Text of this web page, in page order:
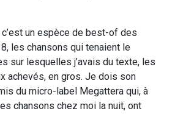
un espèce de best-of des
les chansons qui tenaient le
sur lesquelles j’avais du texte, les
achevés, en gros. Je dois son
du micro-label Megattera qui, à
chansons chez moi la nuit, ont